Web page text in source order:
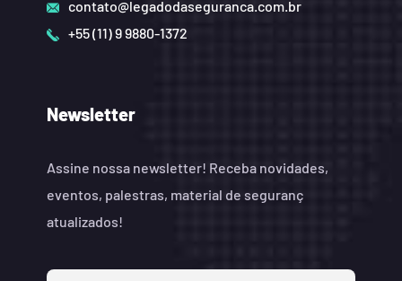
contato@legadodaseguranca.com.br
+55 (11) 9 9880-1372
Newsletter
Assine nossa newsletter! Receba novidades,
eventos, palestras, material de seguranç
atualizados!